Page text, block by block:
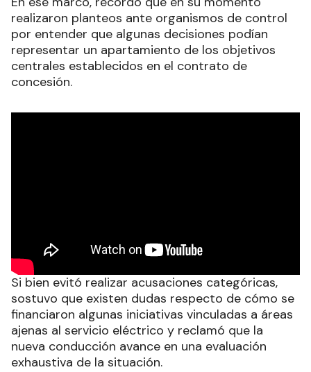
realizaron planteos ante organismos de control
por entender que algunas decisiones podían
representar un apartamiento de los objetivos
centrales establecidos en el contrato de
concesión.
Si bien evitó realizar acusaciones categóricas,
sostuvo que existen dudas respecto de cómo se
financiaron algunas iniciativas vinculadas a áreas
ajenas al servicio eléctrico y reclamó que la
nueva conducción avance en una evaluación
exhaustiva de la situación.